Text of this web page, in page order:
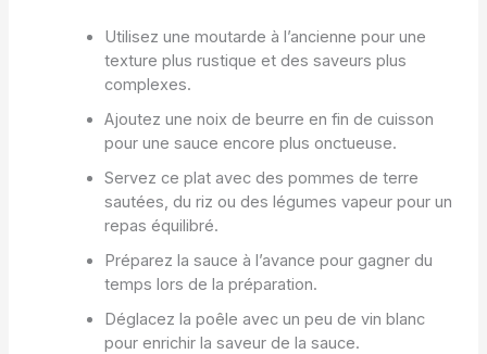
Utilisez une moutarde à l’ancienne pour une
texture plus rustique et des saveurs plus
complexes.
Ajoutez une noix de beurre en fin de cuisson
pour une sauce encore plus onctueuse.
Servez ce plat avec des pommes de terre
sautées, du riz ou des légumes vapeur pour un
repas équilibré.
Préparez la sauce à l’avance pour gagner du
temps lors de la préparation.
Déglacez la poêle avec un peu de vin blanc
pour enrichir la saveur de la sauce.